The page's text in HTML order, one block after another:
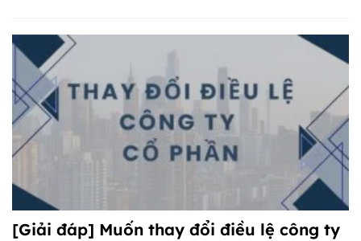
[Giải đáp] Muốn thay đổi điều lệ công ty